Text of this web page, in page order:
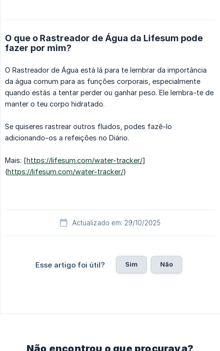
O que o Rastreador de Água da Lifesum pode
fazer por mim?
O Rastreador de Água está lá para te lembrar da importância
da água comum para as funções corporais, especialmente
quando estás a tentar perder ou ganhar peso. Ele lembra-te de
manter o teu corpo hidratado.
Se quiseres rastrear outros fluidos, podes fazê-lo
adicionando-os a refeições no Diário.
Mais: [https://lifesum.com/water-tracker/]
(https://lifesum.com/water-tracker/)
Actualizado em: 29/10/2025
Esse artigo foi útil? Sim Não
Não encontrou o que procurava?